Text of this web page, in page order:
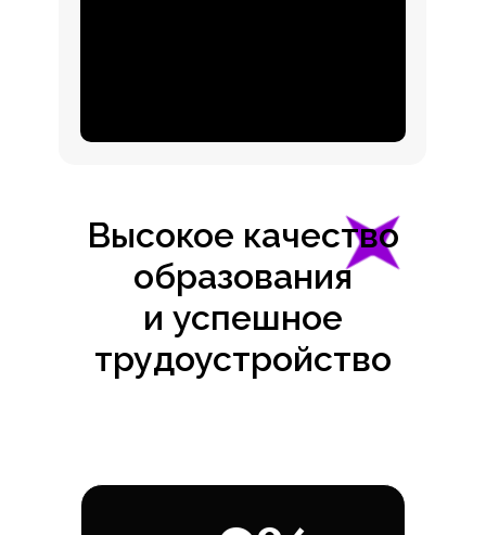
Высокое качество
образования
и успешное
трудоустройство